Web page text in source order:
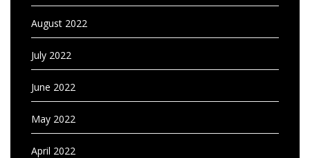
August 2022
July 2022
June 2022
May 2022
April 2022